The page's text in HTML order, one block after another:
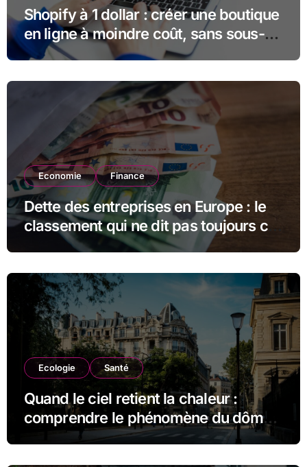
Shopify à 1 dollar : créer une boutique
en ligne à moindre coût, sans sous-
estimer la suite
Economie Finance
Dette des entreprises en Europe : le
classement qui ne dit pas toujours ce
qu’il semble dire
Ecologie Santé
Quand le ciel retient la chaleur :
comprendre le phénomène du dôme
thermique et ses conséquences